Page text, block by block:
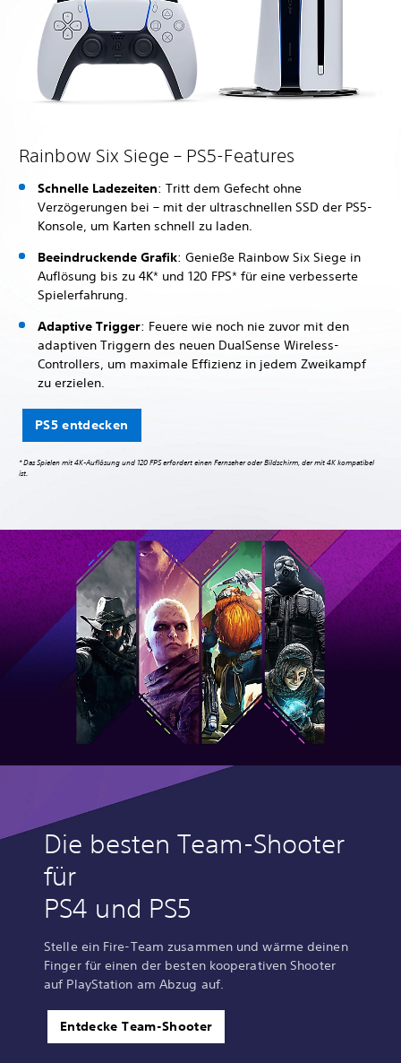
Rainbow Six Siege – PS5-Features
Schnelle Ladezeiten: Tritt dem Gefecht ohne
Verzögerungen bei – mit der ultraschnellen SSD der PS5-
Konsole, um Karten schnell zu laden.
Beeindruckende Grafik: Genieße Rainbow Six Siege in
Auflösung bis zu 4K* und 120 FPS* für eine verbesserte
Spielerfahrung.
Adaptive Trigger: Feuere wie noch nie zuvor mit den
adaptiven Triggern des neuen DualSense Wireless-
Controllers, um maximale Effizienz in jedem Zweikampf
zu erzielen.
PS5 entdecken
* Das Spielen mit 4K-Auflösung und 120 FPS erfordert einen Fernseher oder Bildschirm, der mit 4K kompatibel
ist.
Die besten Team-Shooter
für
PS4 und PS5
Stelle ein Fire-Team zusammen und wärme deinen
Finger für einen der besten kooperativen Shooter
auf PlayStation am Abzug auf.
Entdecke Team-Shooter